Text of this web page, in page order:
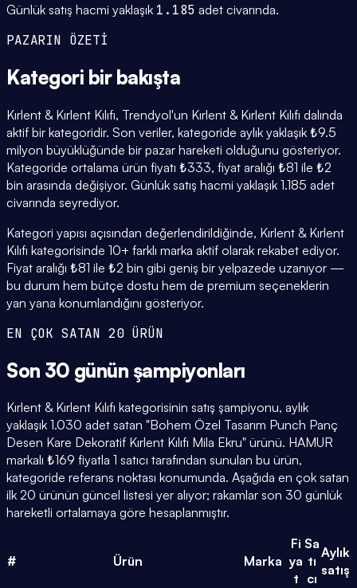
Günlük satış hacmi yaklaşık 1.185 adet civarında.
PAZARIN ÖZETİ
Kategori bir bakışta
Kırlent & Kırlent Kılıfı, Trendyol'un Kırlent & Kırlent Kılıfı dalında
aktif bir kategoridir. Son veriler, kategoride aylık yaklaşık ₺9.5
milyon büyüklüğünde bir pazar hareketi olduğunu gösteriyor.
Kategoride ortalama ürün fiyatı ₺333, fiyat aralığı ₺81 ile ₺2
bin arasında değişiyor. Günlük satış hacmi yaklaşık 1.185 adet
civarında seyrediyor.
Kategori yapısı açısından değerlendirildiğinde, Kırlent & Kırlent
Kılıfı kategorisinde 10+ farklı marka aktif olarak rekabet ediyor.
Fiyat aralığı ₺81 ile ₺2 bin gibi geniş bir yelpazede uzanıyor —
bu durum hem bütçe dostu hem de premium seçeneklerin
yan yana konumlandığını gösteriyor.
EN ÇOK SATAN 20 ÜRÜN
Son 30 günün şampiyonları
Kırlent & Kırlent Kılıfı kategorisinin satış şampiyonu, aylık
yaklaşık 1.030 adet satan "Bohem Özel Tasarım Punch Panç
Desen Kare Dekoratif Kırlent Kılıfı Mila Ekru" ürünü. HAMUR
markalı ₺169 fiyatla 1 satıcı tarafından sunulan bu ürün,
kategoride referans noktası konumunda. Aşağıda en çok satan
ilk 20 ürünün güncel listesi yer alıyor; rakamlar son 30 günlük
hareketli ortalamaya göre hesaplanmıştır.
# Ürün Marka
Fi
ya
t
Sa
tı
cı
Aylık
satış